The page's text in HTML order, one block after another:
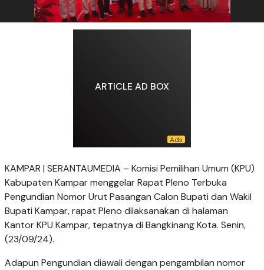
ARTICLE AD BOX
KAMPAR | SERANTAUMEDIA – Komisi Pemilihan Umum (KPU)
Kabupaten Kampar menggelar Rapat Pleno Terbuka
Pengundian Nomor Urut Pasangan Calon Bupati dan Wakil
Bupati Kampar, rapat Pleno dilaksanakan di halaman
Kantor KPU Kampar, tepatnya di Bangkinang Kota. Senin,
(23/09/24).
Adapun Pengundian diawali dengan pengambilan nomor